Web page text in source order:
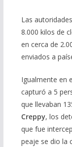
Las
8.000 kilos de
en cerca de
enviados a
Igualmente en
capturó a 5
que llevaban
Creppy, los
que fue
peaje se dio la